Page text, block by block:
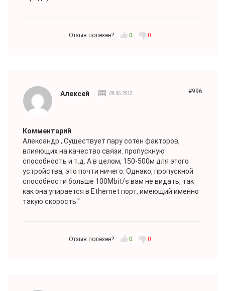
Отзыв полезен? 0 0
#996
Алексей 09.06.2015
Комментарий
Александр , Существует пару сотен факторов,
влияющих на качество связи. пропускную
способность и т.д. А в целом, 150-500м для этого
устройства, это почти ничего. Однако, пропускной
способности больше 100Mbit/s вам не видать, так
как она упирается в Ethernet порт, имеющий именно
такую скорость."
Отзыв полезен? 0 0